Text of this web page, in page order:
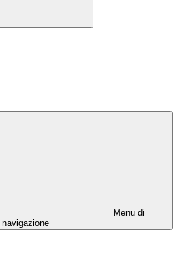
Menu di
navigazione